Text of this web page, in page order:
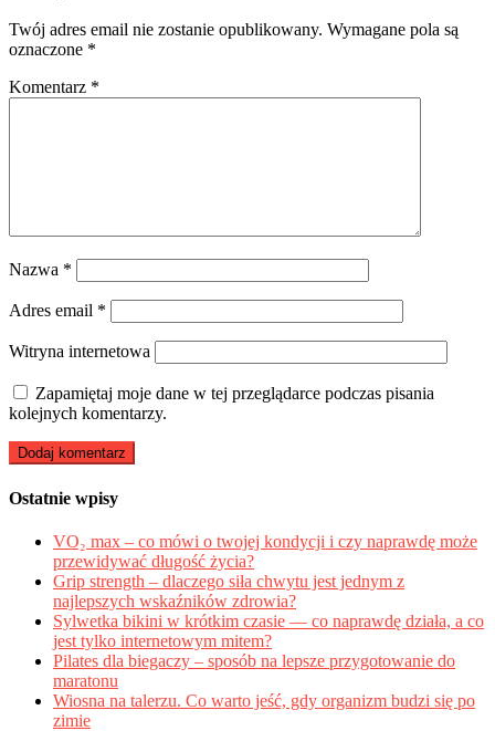
Twój adres email nie zostanie opublikowany. Wymagane pola są
oznaczone *
Komentarz *
Nazwa *
Adres email *
Witryna internetowa
Zapamiętaj moje dane w tej przeglądarce podczas pisania
kolejnych komentarzy.
Ostatnie wpisy
VO₂ max – co mówi o twojej kondycji i czy naprawdę może
przewidywać długość życia?
Grip strength – dlaczego siła chwytu jest jednym z
najlepszych wskaźników zdrowia?
Sylwetka bikini w krótkim czasie — co naprawdę działa, a co
jest tylko internetowym mitem?
Pilates dla biegaczy – sposób na lepsze przygotowanie do
maratonu
Wiosna na talerzu. Co warto jeść, gdy organizm budzi się po
zimie